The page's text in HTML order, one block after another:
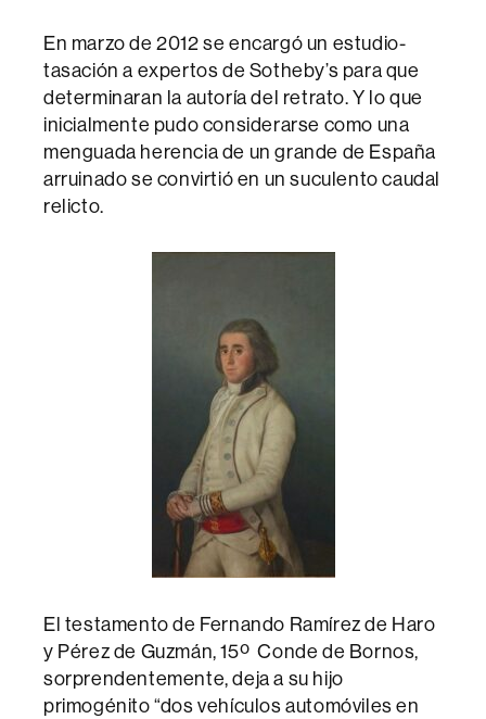
En marzo de 2012 se encargó un estudio-
tasación a expertos de Sotheby’s para que
determinaran la autoría del retrato. Y lo que
inicialmente pudo considerarse como una
menguada herencia de un grande de España
arruinado se convirtió en un suculento caudal
relicto.
El testamento de Fernando Ramírez de Haro
y Pérez de Guzmán, 15º Conde de Bornos,
sorprendentemente, deja a su hijo
primogénito “dos vehículos automóviles en